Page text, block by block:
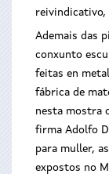
reivindicativo,
Ademais das
conxunto
feitas en
fábrica de
nesta mostra
firma Adolfo
para muller,
expostos no